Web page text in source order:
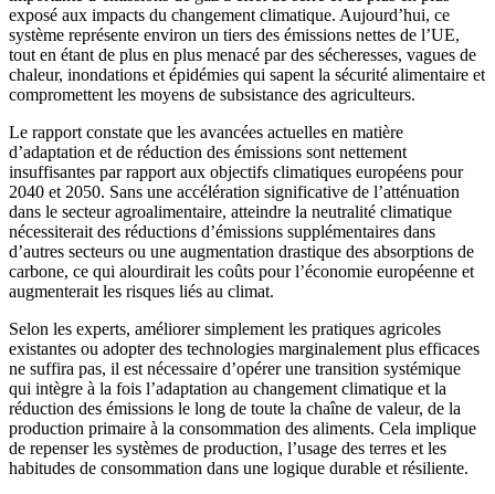
exposé aux impacts du changement climatique. Aujourd’hui, ce
système représente environ un tiers des émissions nettes de l’UE,
tout en étant de plus en plus menacé par des sécheresses, vagues de
chaleur, inondations et épidémies qui sapent la sécurité alimentaire et
compromettent les moyens de subsistance des agriculteurs.
Le rapport constate que les avancées actuelles en matière
d’adaptation et de réduction des émissions sont nettement
insuffisantes par rapport aux objectifs climatiques européens pour
2040 et 2050. Sans une accélération significative de l’atténuation
dans le secteur agroalimentaire, atteindre la neutralité climatique
nécessiterait des réductions d’émissions supplémentaires dans
d’autres secteurs ou une augmentation drastique des absorptions de
carbone, ce qui alourdirait les coûts pour l’économie européenne et
augmenterait les risques liés au climat.
Selon les experts, améliorer simplement les pratiques agricoles
existantes ou adopter des technologies marginalement plus efficaces
ne suffira pas, il est nécessaire d’opérer une transition systémique
qui intègre à la fois l’adaptation au changement climatique et la
réduction des émissions le long de toute la chaîne de valeur, de la
production primaire à la consommation des aliments. Cela implique
de repenser les systèmes de production, l’usage des terres et les
habitudes de consommation dans une logique durable et résiliente.